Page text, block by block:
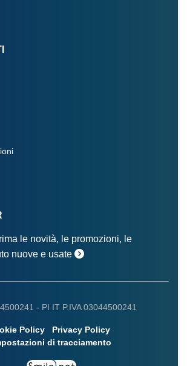
le novità, le promozioni, le
nuove e usate
- PI IT P.IVA 03044500241
Policy
Privacy Policy
di tracciamento